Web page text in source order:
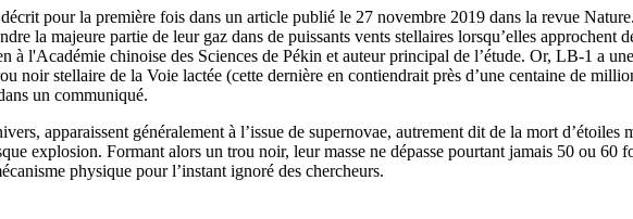
pour la première fois dans un article publié le 27 novembre 2019 dans la revue
la majeure partie de leur gaz dans de puissants vents stellaires lorsqu’elles approchent
l'Académie chinoise des Sciences de Pékin et auteur principal de l’étude. Or, LB-1 a
noir stellaire de la Voie lactée (cette dernière en contiendrait près d’une centaine de
un communiqué.
apparaissent généralement à l’issue de supernovae, autrement dit de la mort
explosion. Formant alors un trou noir, leur masse ne dépasse pourtant jamais 50 ou
physique pour l’instant ignoré des chercheurs.